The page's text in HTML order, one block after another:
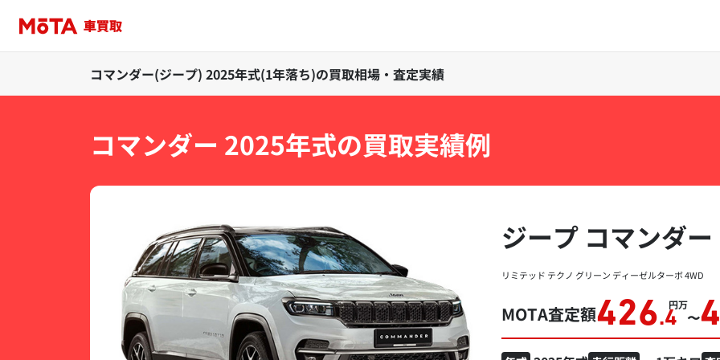
コマンダー(ジープ) 2025年式(1年落ち)の買取相場・査定実績
コマンダー 2025年式の買取実績例
ジープ コマンダー
リミテッド テクノ グリーン ディーゼルターボ 4WD
MOTA査定額426.4
万円
〜